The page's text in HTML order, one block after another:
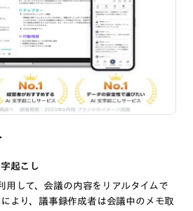
起こし
用して、会議の内容をリアルタイムで
より、議事録作成者は会議中のメモ取